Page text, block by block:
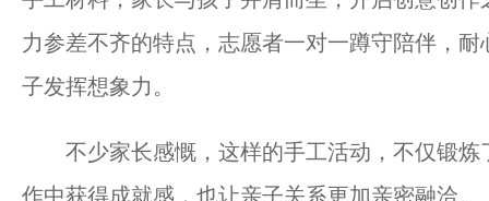
力参差不齐的特点，志愿者一对一蹲守陪伴，
子发挥想象力。
不少家长感慨，这样的手工活动，不仅锻炼
作中获得成就感，也让亲子关系更加亲密融洽。